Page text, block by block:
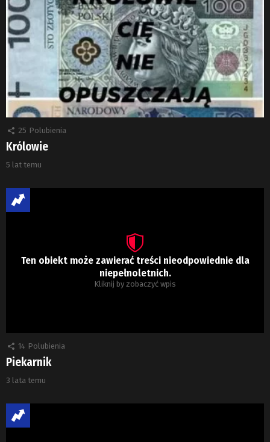
25 Polubienia
Królowie
5 lat temu
Ten obiekt może zawierać treści nieodpowiednie dla
niepełnoletnich.
Kliknij by zobaczyć wpis
14 Polubienia
Piekarnik
3 lata temu